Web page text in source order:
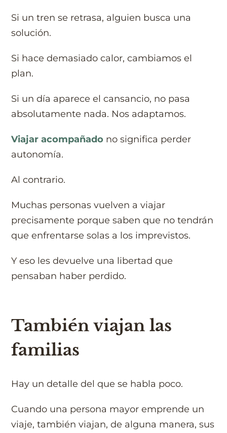
Si un tren se retrasa, alguien busca una
solución.
Si hace demasiado calor, cambiamos el
plan.
Si un día aparece el cansancio, no pasa
absolutamente nada. Nos adaptamos.
Viajar acompañado no significa perder
autonomía.
Al contrario.
Muchas personas vuelven a viajar
precisamente porque saben que no tendrán
que enfrentarse solas a los imprevistos.
Y eso les devuelve una libertad que
pensaban haber perdido.
También viajan las
familias
Hay un detalle del que se habla poco.
Cuando una persona mayor emprende un
viaje, también viajan, de alguna manera, sus